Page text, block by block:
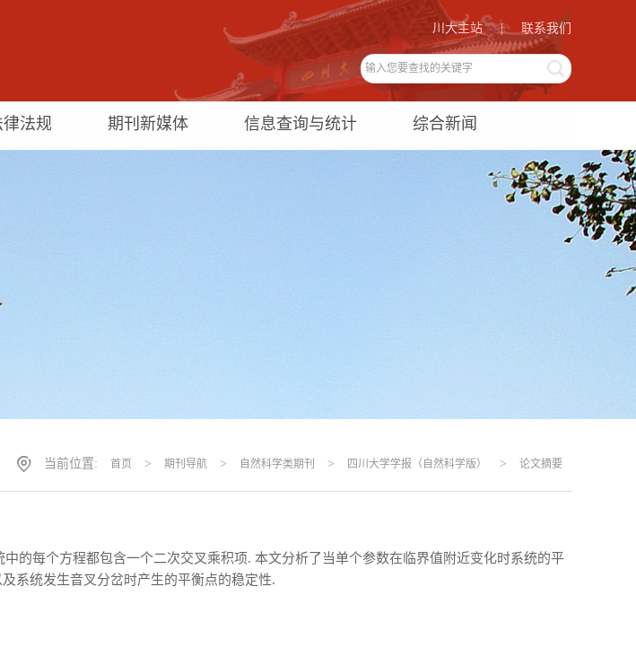
联系我们
川大主站 |
律法规 期刊新媒体 信息查询与统计 综合新闻
当前位置: 首页 > 期刊导航 > 自然科学类期刊 > 四川大学学报（自然科学版） > 论文摘要
的每个方程都包含一个二次交叉乘积项. 本文分析了当单个参数在临界值附近变化时系统的平
系统发生音叉分岔时产生的平衡点的稳定性.